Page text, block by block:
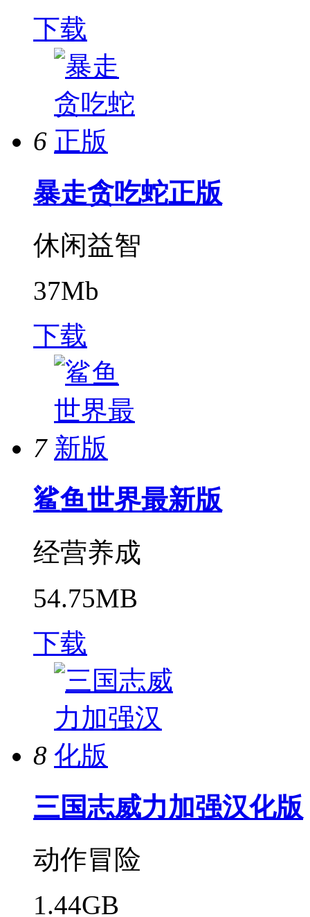
下载
6
暴走贪吃蛇正版
休闲益智
37Mb
下载
7
鲨鱼世界最新版
经营养成
54.75MB
下载
8
三国志威力加强汉化版
动作冒险
1.44GB